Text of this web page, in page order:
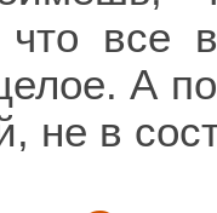
что все
А
не в